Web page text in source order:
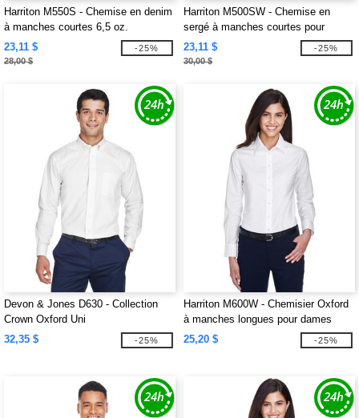
Harriton M550S - Chemise en denim
à manches courtes 6,5 oz.
23,11 $
28,00 $
-25%
Harriton M500SW - Chemise en
sergé à manches courtes pour
dames Easy Blend avec traitement
anti-taches
23,11 $
30,00 $
-25%
Devon & Jones D630 - Collection
Crown Oxford Uni
32,35 $
-25%
Harriton M600W - Chemisier Oxford
à manches longues pour dames
avec traitement anti-taches
25,20 $ -25%